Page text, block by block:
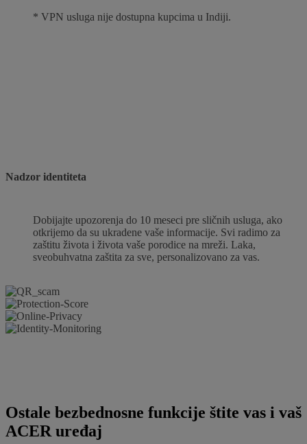
* VPN usluga nije dostupna kupcima u Indiji.
Nadzor identiteta
Dobijajte upozorenja do 10 meseci pre sličnih usluga, ako
otkrijemo da su ukradene vaše informacije. Svi radimo za
zaštitu života i života vaše porodice na mreži. Laka,
sveobuhvatna zaštita za sve, personalizovano za vas.
Ostale bezbednosne funkcije štite vas i vaš
ACER uređaj